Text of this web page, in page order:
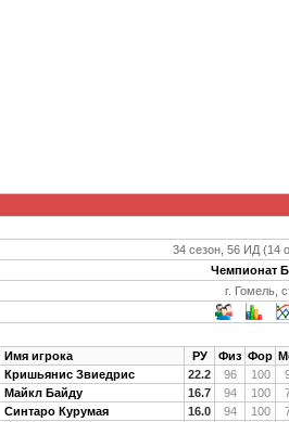
34 сезон, 56 ИД (14
Чемпионат
г. Гомель,
Имя игрока РУ Физ Фор
Кришьянис Звиедрис 22.2 96 100
Майкл Байду 16.7 94 100
Синтаро Курумая 16.0 94 100